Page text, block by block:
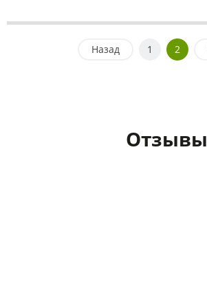
Назад 1 2
Отзывы